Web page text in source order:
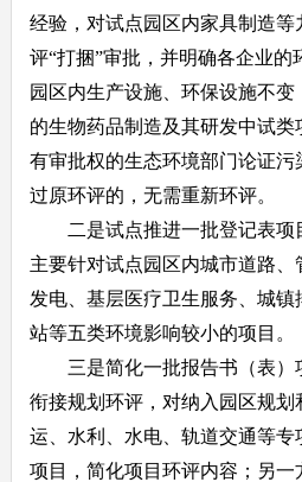
经验，对试点园区内家具制造
评“打捆”审批，并明确各企业的
园区内生产设施、环保设施不
的生物药品制造及其研发中试
有审批权的生态环境部门论证污
过原环评的，无需重新环评。
二是试点推进一批登记表项
主要针对试点园区内城市道路
发电、基层医疗卫生服务、城
站等五类环境影响较小的项目。
三是简化一批报告书（表
衔接规划环评，对纳入园区规划
运、水利、水电、轨道交通等
项目，简化项目环评内容；另